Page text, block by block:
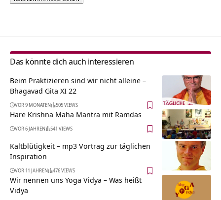
Das könnte dich auch interessieren
Beim Praktizieren sind wir nicht alleine –
Bhagavad Gita XI 22
VOR 9 MONATEN 505 VIEWS
Hare Krishna Maha Mantra mit Ramdas
VOR 6 JAHREN 541 VIEWS
Kaltblütigkeit – mp3 Vortrag zur täglichen
Inspiration
VOR 11 JAHREN 476 VIEWS
Wir nennen uns Yoga Vidya – Was heißt
Vidya